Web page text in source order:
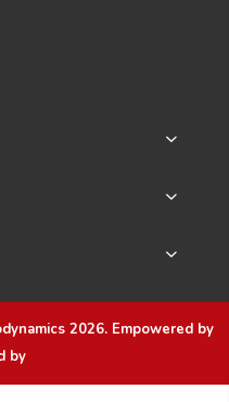
+
+
+
2026. Empowered by
by